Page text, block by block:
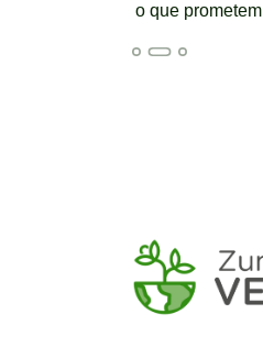
o que prometem